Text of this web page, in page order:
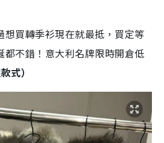
想買轉季衫現在就最抵，買定等
都不錯！意大利名牌限時開倉低
式）